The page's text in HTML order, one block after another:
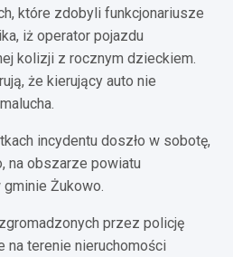
które zdobyli funkcjonariusze
iż operator pojazdu
kolizji z rocznym dzieckiem.
że kierujący auto nie
incydentu doszło w sobotę,
na obszarze powiatu
gminie Żukowo.
przez policję
na terenie nieruchomości